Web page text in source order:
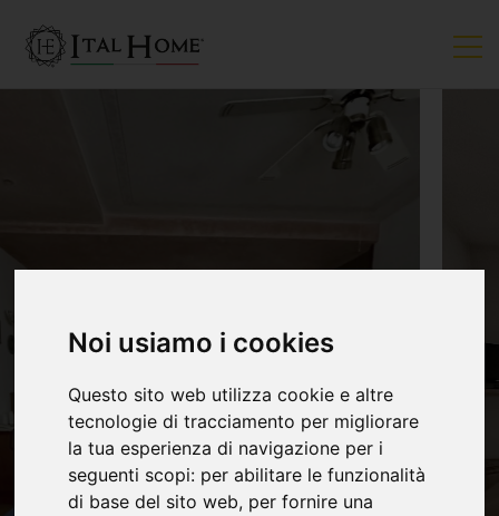
Noi usiamo i cookies
Questo sito web utilizza cookie e altre
tecnologie di tracciamento per migliorare
la tua esperienza di navigazione per i
seguenti scopi: per abilitare le funzionalità
di base del sito web, per fornire una
VENDUTO